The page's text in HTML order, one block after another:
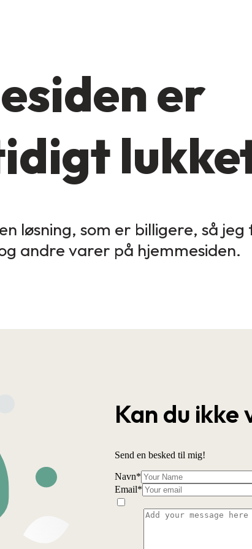
er
løsning, som er billigere, så
andre varer på hjemmesiden.
Kan du ikke
Send en besked til mig!
Navn*
Email*